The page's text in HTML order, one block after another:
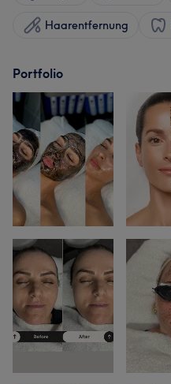
Haarentfernung
Portfolio